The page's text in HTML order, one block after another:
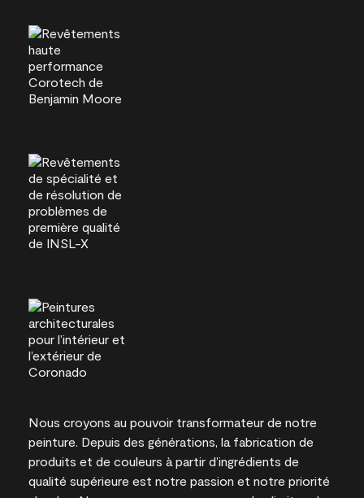
Nous croyons au pouvoir transformateur de notre
peinture. Depuis des générations, la fabrication de
produits et de couleurs à partir d’ingrédients de
qualité supérieure est notre passion et notre priorité